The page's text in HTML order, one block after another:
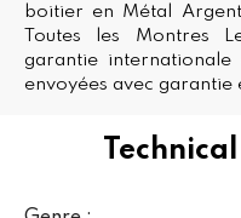
boitier en Métal
Toutes les Montres
garantie
envoyées avec garantie